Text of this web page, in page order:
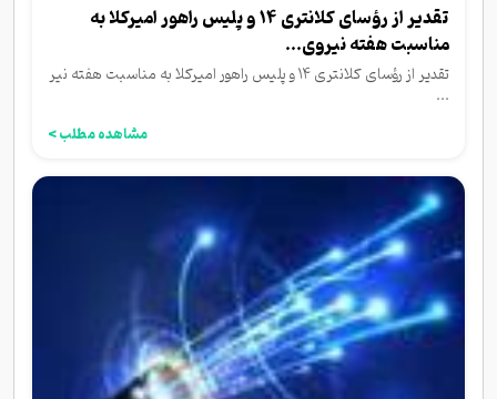
تقدیر از رؤسای کلانتری ۱۴ و پلیس راهور امیرکلا به
مناسبت هفته نیروی...
تقدیر از رؤسای کلانتری ۱۴ و پلیس راهور امیرکلا به مناسبت هفته نیر
...
مشاهده مطلب >